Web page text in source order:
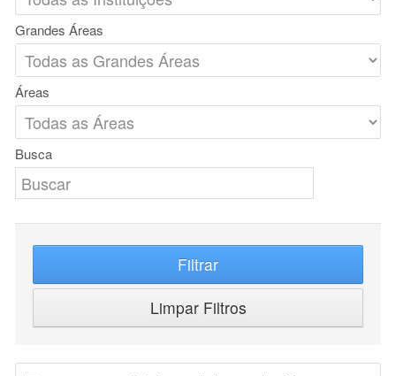
Grandes Áreas
Áreas
Busca
Filtrar
Limpar Filtros